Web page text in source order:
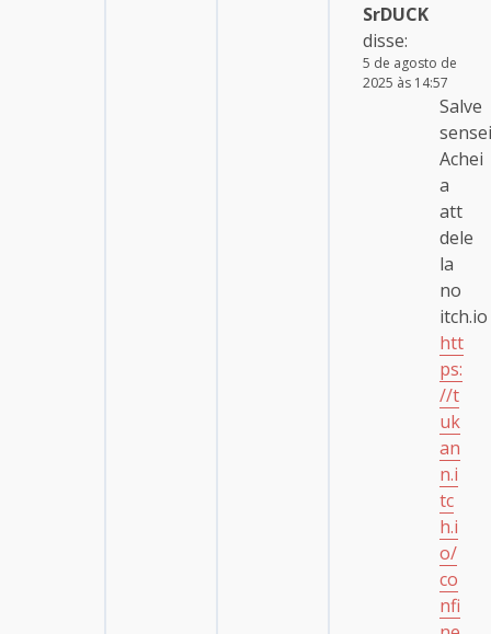
SrDUCK
disse:
5 de agosto de
2025 às 14:57
Salve
sensei
Achei
a
att
dele
la
no
itch.io
htt
ps:
//t
uk
an
n.i
tc
h.i
o/
co
nfi